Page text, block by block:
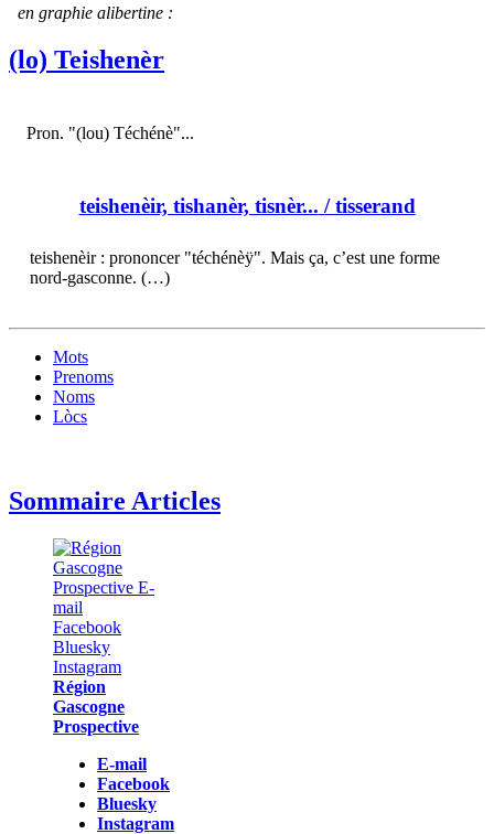
en graphie alibertine :
(lo) Teishenèr
Pron. "(lou) Téchénè"...
teishenèir, tishanèr, tisnèr... / tisserand
teishenèir : prononcer "téchénèÿ". Mais ça, c’est une forme
nord-gasconne. (…)
Mots
Prenoms
Noms
Lòcs
Sommaire Articles
Région
Gascogne
Prospective
E-mail
Facebook
Bluesky
Instagram